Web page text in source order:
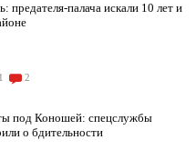
предателя-палача искали 10 лет и
2
под Коношей: спецслужбы
о бдительности